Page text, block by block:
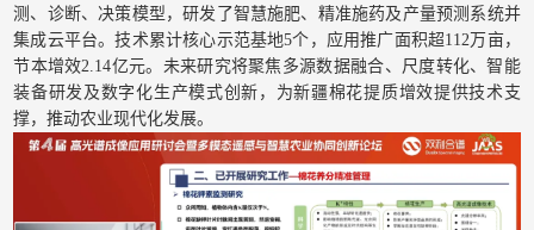
测、诊断、决策模型，研发了智慧施肥、精准施药及产量预测系统并
集成云平台。技术累计核心示范基地5个，应用推广面积超112万亩，
节本增效2.14亿元。未来研究将聚焦多源数据融合、尺度转化、智能
装备研发及数字化生产模式创新，为新疆棉花提质增效提供技术支
撑，推动农业现代化发展。